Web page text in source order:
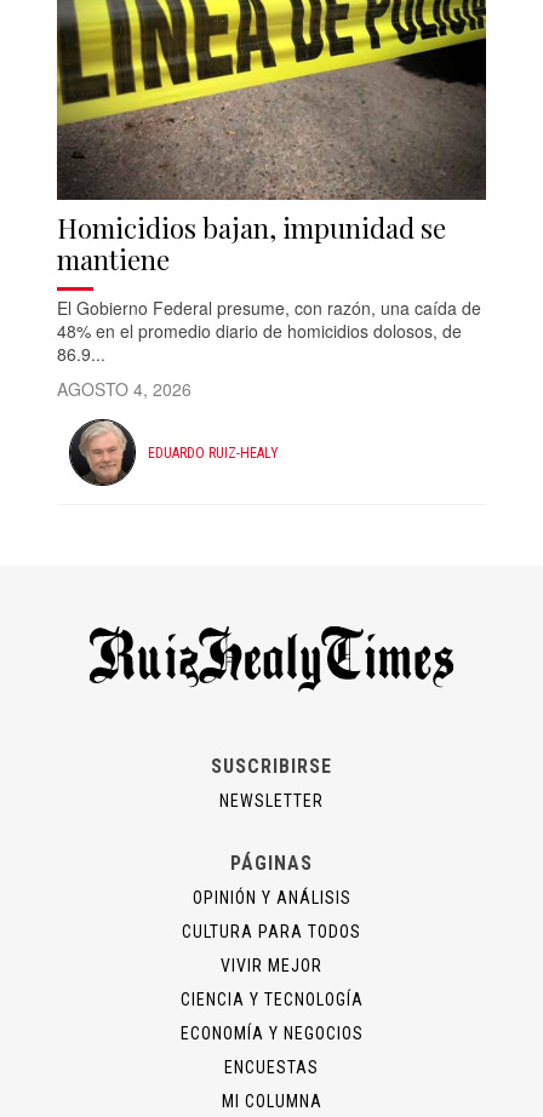
Homicidios bajan, impunidad se
mantiene
El Gobierno Federal presume, con razón, una caída de
48% en el promedio diario de homicidios dolosos, de
86.9...
AGOSTO 4, 2026
EDUARDO RUIZ-HEALY
SUSCRIBIRSE
NEWSLETTER
PÁGINAS
OPINIÓN Y ANÁLISIS
CULTURA PARA TODOS
VIVIR MEJOR
CIENCIA Y TECNOLOGÍA
ECONOMÍA Y NEGOCIOS
ENCUESTAS
MI COLUMNA